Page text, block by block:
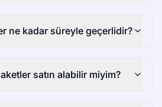
ne kadar süreyle geçerlidir?
satın alabilir miyim?